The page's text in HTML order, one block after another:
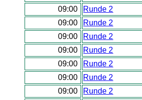
09:00 Runde 2
09:00
Runde 2
09:00
Runde 2
09:00
Runde 2
09:00
Runde 2
09:00
Runde 2
09:00
Runde 2